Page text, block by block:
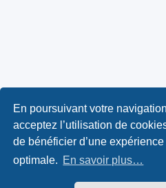
En poursuivant votre
acceptez l’utilisation de
de bénéficier d’une
optimale. En savoir plus…